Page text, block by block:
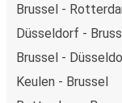
Brussel -
Düsseldorf -
Brussel -
Keulen - Brussel